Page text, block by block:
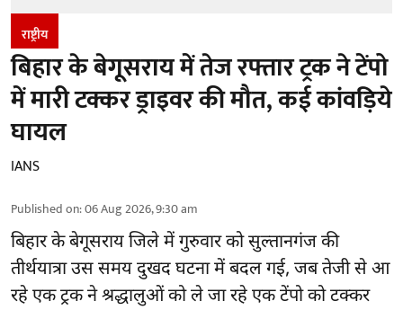
राष्ट्रीय
बिहार के बेगूसराय में तेज रफ्तार ट्रक ने टेंपो
में मारी टक्कर ड्राइवर की मौत, कई कांवड़िये
घायल
IANS
Published on:06 Aug 2026, 9:30 am
बिहारके बेगूसराय जिले में गुरुवार को सुल्तानगंज की
तीर्थयात्रा उस समय दुखद घटना में बदल गई, जब तेजी से आ
रहे एक ट्रक ने श्रद्धालुओं को ले जा रहे एक टेंपो को टक्कर